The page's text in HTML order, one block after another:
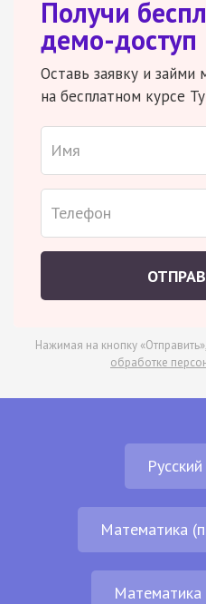
Получи
демо-доступ
Оставь заявку и займи
на бесплатном курсе
Нажимая на кнопку
обработке
Математика
Математика